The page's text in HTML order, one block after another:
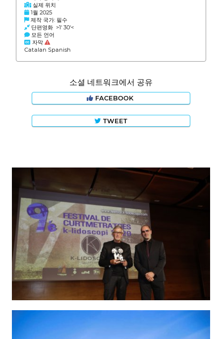
실제 위치
1월 2025
제작 국가: 필수
단편영화 >1' 30'<
모든 언어
자막
Catalan Spanish
소셜 네트워크에서 공유
FACEBOOK
TWEET